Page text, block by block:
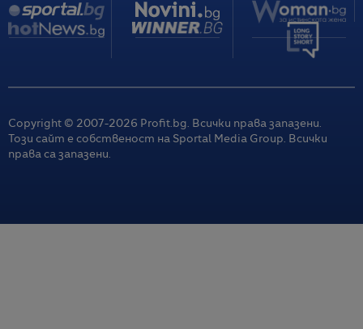
Copyright © 2007-2026 Profit.bg. Всички права запазени.
Този сайт е собственост на Sportal Media Group. Всички
права са запазени.